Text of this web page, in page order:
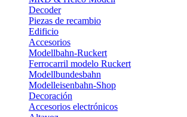
Decoder
Piezas de recambio
Edificio
Accesorios
Modellbahn-Ruckert
Ferrocarril modelo Ruckert
Modellbundesbahn
Modelleisenbahn-Shop
Decoración
Accesorios electrónicos